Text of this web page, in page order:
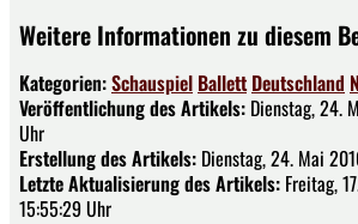
Weitere Informationen zu diesem
Kategorien:Schauspiel Ballett Deutschland
Veröffentlichung des Artikels: Dienstag, 24.
Uhr
Erstellung des Artikels: Dienstag, 24. Mai
Letzte Aktualisierung des Artikels: Freitag,
15:55:29 Uhr